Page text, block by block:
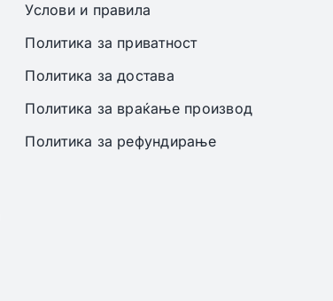
Услови и правила
Политика за приватност
Политика за достава
Политика за враќање производ
Политика за рефундирање